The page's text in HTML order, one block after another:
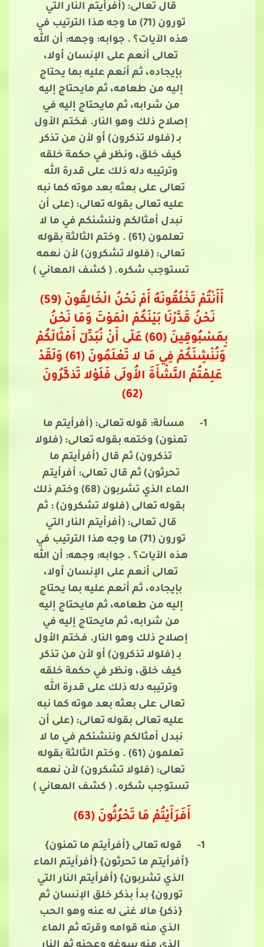
قال تعالى: (أفرأيتم النار التي
تورون (71) ما وجه هذا الترتيب في
هذه الآيات؟ . جوابه: وجهه: أن الله
تعالى أنعم على الإنسان أولا،
بإيجاده، ثم أنعم عليه بما يحتاج
إليه من طعامه، ثم مايحتاج إليه
من شرابه، ثم مايحتاج إليه في
إصلاح ذلك وهو النار. فختم الأول
بـ (فلولا تذكرون) أو لأن من تذكر
كيف خلق، ونظر في حكمة خلقه
وترتيبه دله ذلك على قدرة الله
تعالى على بعثه بعد موته كما نبه
عليه تعالى بقوله تعالى: (على أن
نبدل أمثالكم وننشئكم في ما لا
تعلمون (61) . وختم الثالثة بقوله
تعالى: (فلولا تشكرون) لأن نعمه
تستوجب شكره. ( كشف المعاني )
أَأَنْتُمْ تَخْلُقُونَهُ أَمْ نَحْنُ الْخَالِقُونَ (59)
نَحْنُ قَدَّرْنَا بَيْنَكُمْ الْمَوْتَ وَمَا نَحْنُ
بِمَسْبُوقِينَ (60) عَلَى أَنْ نُبَدِّلَ أَمْثَالَكُمْ
وَنُنْشِئَكُمْ فِي مَا لا تَعْلَمُونَ (61) وَلَقَدْ
عَلِمْتُمْ النَّشْأَةَ الأُولَى فَلَوْلا تَذكَّرُونَ
(62)
1-
مسألة: قوله تعالى: (أفرأيتم ما
تمنون) وختمه بقوله تعالى: (فلولا
تذكرون) ثم قال (أفرأيتم ما
تحرثون) ثم قال تعالى: أفرأيتم
الماء الذي تشربون (68) وختم ذلك
بقوله تعالى (فلولا تشكرون) : ثم
قال تعالى: (أفرأيتم النار التي
تورون (71) ما وجه هذا الترتيب في
هذه الآيات؟ . جوابه: وجهه: أن الله
تعالى أنعم على الإنسان أولا،
بإيجاده، ثم أنعم عليه بما يحتاج
إليه من طعامه، ثم مايحتاج إليه
من شرابه، ثم مايحتاج إليه في
إصلاح ذلك وهو النار. فختم الأول
بـ (فلولا تذكرون) أو لأن من تذكر
كيف خلق، ونظر في حكمة خلقه
وترتيبه دله ذلك على قدرة الله
تعالى على بعثه بعد موته كما نبه
عليه تعالى بقوله تعالى: (على أن
نبدل أمثالكم وننشئكم في ما لا
تعلمون (61) . وختم الثالثة بقوله
تعالى: (فلولا تشكرون) لأن نعمه
تستوجب شكره. ( كشف المعاني )
أَفَرَأَيْتُمْ مَا تَحْرُثُونَ (63)
1-
قوله تعالى {أفرأيتم ما تمنون}
{أفرأيتم ما تحرثون} {أفرأيتم الماء
الذي تشربون} {أفرأيتم النار التي
تورون} بدأ بذكر خلق الإنسان ثم
{ذكر} مالا غنى له عنه وهو الحب
الذي منه قوامه وقرته ثم الماء